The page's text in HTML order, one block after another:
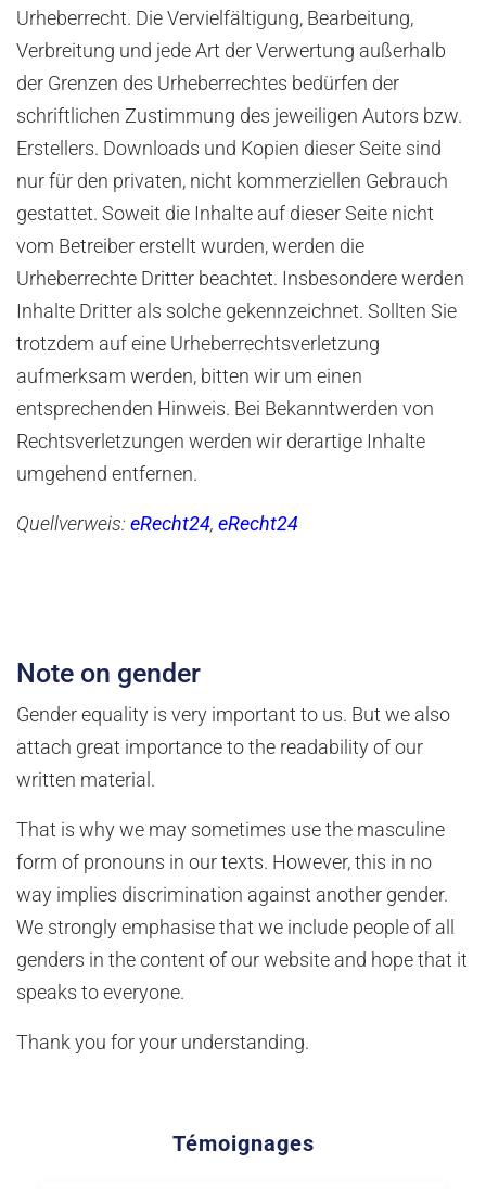
Urheberrecht. Die Vervielfältigung, Bearbeitung,
Verbreitung und jede Art der Verwertung außerhalb
der Grenzen des Urheberrechtes bedürfen der
schriftlichen Zustimmung des jeweiligen Autors bzw.
Erstellers. Downloads und Kopien dieser Seite sind
nur für den privaten, nicht kommerziellen Gebrauch
gestattet. Soweit die Inhalte auf dieser Seite nicht
vom Betreiber erstellt wurden, werden die
Urheberrechte Dritter beachtet. Insbesondere werden
Inhalte Dritter als solche gekennzeichnet. Sollten Sie
trotzdem auf eine Urheberrechtsverletzung
aufmerksam werden, bitten wir um einen
entsprechenden Hinweis. Bei Bekanntwerden von
Rechtsverletzungen werden wir derartige Inhalte
umgehend entfernen.
Quellverweis: eRecht24, eRecht24
Note on gender
Gender equality is very important to us. But we also
attach great importance to the readability of our
written material.
That is why we may sometimes use the masculine
form of pronouns in our texts. However, this in no
way implies discrimination against another gender.
We strongly emphasise that we include people of all
genders in the content of our website and hope that it
speaks to everyone.
Thank you for your understanding.
Témoignages